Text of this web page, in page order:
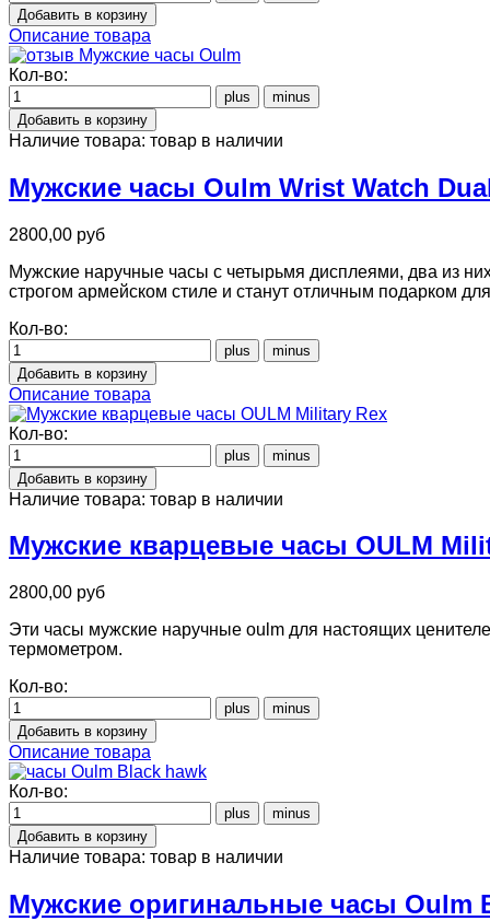
Описание товара
Кол-во:
Наличие товара: товар в наличии
Мужские часы Oulm Wrist Watch
2800,00 руб
Мужские наручные часы с четырьмя дисплеями, два из
строгом армейском стиле и станут отличным подарком
Кол-во:
Описание товара
Кол-во:
Наличие товара: товар в наличии
Мужские кварцевые часы OULM
2800,00 руб
Эти часы мужские наручные oulm для настоящих
термометром.
Кол-во:
Описание товара
Кол-во:
Наличие товара: товар в наличии
Мужские оригинальные часы Oulm